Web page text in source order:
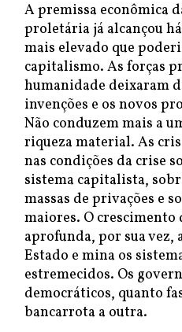
A premissa econômica
proletária já alcançou
mais elevado que
capitalismo. As forças
humanidade deixaram
invenções e os novos
Não conduzem mais a
riqueza material. As
nas condições da crise
sistema capitalista,
massas de privações e
maiores. O crescimento
aprofunda, por sua vez,
Estado e mina os
estremecidos. Os
democráticos, quanto
bancarrota a outra.